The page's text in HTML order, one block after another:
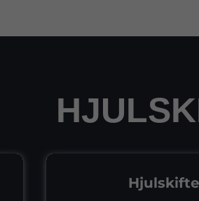
Hjulskifte